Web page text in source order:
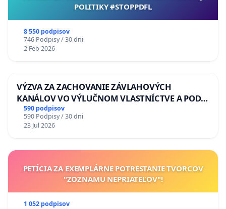
POLITIKY #STOPPDFL
8 550 podpisov
746 Podpisy / 30 dni
2 Feb 2026
VÝZVA ZA ZACHOVANIE ZÁVLAHOVÝCH
KANÁLOV VO VÝLUČNOM VLASTNÍCTVE A POD
KONTROLOU SLOVENSKEJ REPUBLIKY & žiadosť
na riešenie zanedbaného stavu závlahových a
odvodňovacích kanálov na Slovensku
590 podpisov
590 Podpisy / 30 dni
23 Jul 2026
PETÍCIA ZA EXEMPLÁRNE POTRESTANIE TVORCOV
"ZOZNAMU NEPRIATEĽOV"!
1 052 podpisov